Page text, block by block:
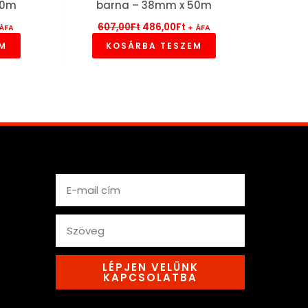
barna – 38mm x 50m
607,00Ft 486,00Ft + ÁFA
KOSÁRBA TESZEM
LÉPJEN VELÜNK
KAPCSOLATBA